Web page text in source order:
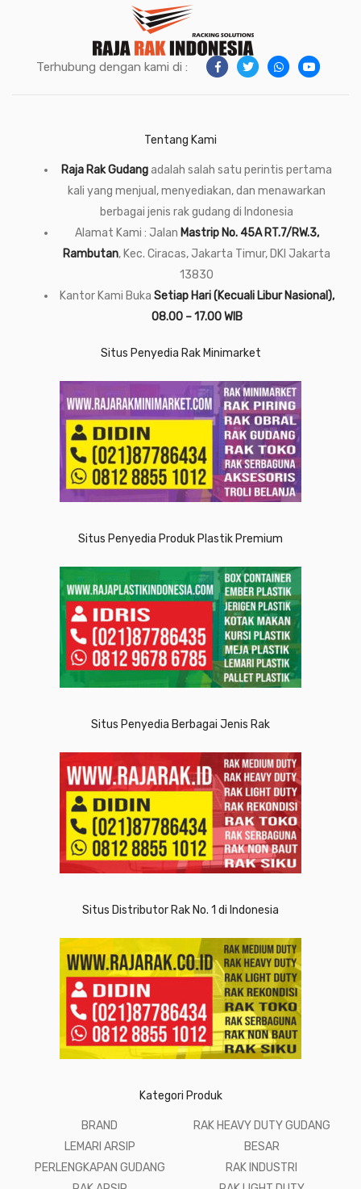
Terhubung dengan kami di :
Tentang Kami
Raja Rak Gudangadalah salah satu perintis pertama
kali yang menjual, menyediakan, dan menawarkan
berbagai jenis rak gudang di Indonesia
Alamat Kami : Jalan Mastrip No. 45A RT.7/RW.3,
Rambutan, Kec. Ciracas, Jakarta Timur, DKI Jakarta
13830
Kantor Kami Buka Setiap Hari (Kecuali Libur Nasional),
08.00 – 17.00 WIB
Situs Penyedia Rak Minimarket
Situs Penyedia Produk Plastik Premium
Situs Penyedia Berbagai Jenis Rak
Situs Distributor Rak No. 1 di Indonesia
Kategori Produk
BRAND
LEMARI ARSIP
PERLENGKAPAN GUDANG
RAK HEAVY DUTY GUDANG
BESAR
RAK INDUSTRI